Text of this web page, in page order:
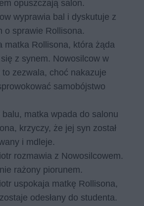
opuszczają salon.
wyprawia bal i dyskutuje z
o sprawie Rollisona.
matka Rollisona, która żąda
z synem. Nowosilcow w
to zezwala, choć nakazuje
samobójstwo
matka wpada do salonu
krzyczy, że jej syn został
i mdleje.
rozmawia z Nowosilcowem.
rażony piorunem.
uspokaja matkę Rollisona,
odesłany do studenta.